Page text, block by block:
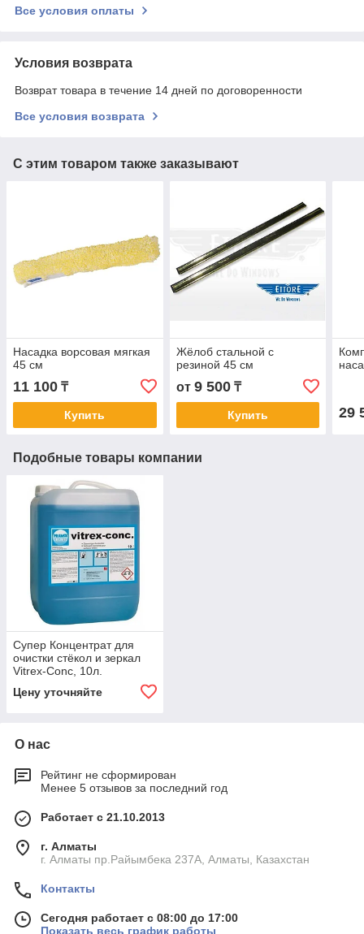
Все условия оплаты
Условия возврата
Возврат товара в течение 14 дней по договоренности
Все условия возврата
С этим товаром также заказывают
Насадка ворсовая мягкая
45 см
11 100 ₸
Купить
Жёлоб стальной с
резиной 45 см
от 9 500₸
Купить 29
Подобные товары компании
Супер Концентрат для
очистки стёкол и зеркал
Vitrex-Conc, 10л.
Цену уточняйте
О нас
Рейтинг не сформирован
Менее 5 отзывов за последний год
Работает с 21.10.2013
г. Алматы
г. Алматы пр.Райымбека 237А, Алматы, Казахстан
Контакты
Сегодня работает с 08:00 до 17:00
Показать весь график работы